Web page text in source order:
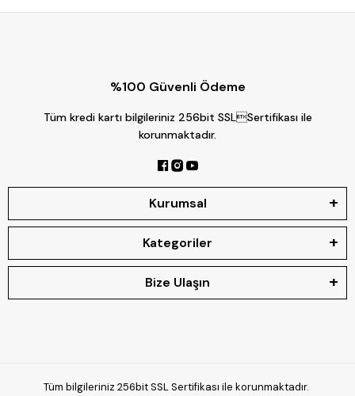
%100 Güvenli Ödeme
Tüm kredi kartı bilgileriniz 256bit SSLSertifikası ile
korunmaktadır.
Kurumsal
Kategoriler
Bize Ulaşın
Tüm bilgileriniz 256bit SSL Sertifikası ile korunmaktadır.